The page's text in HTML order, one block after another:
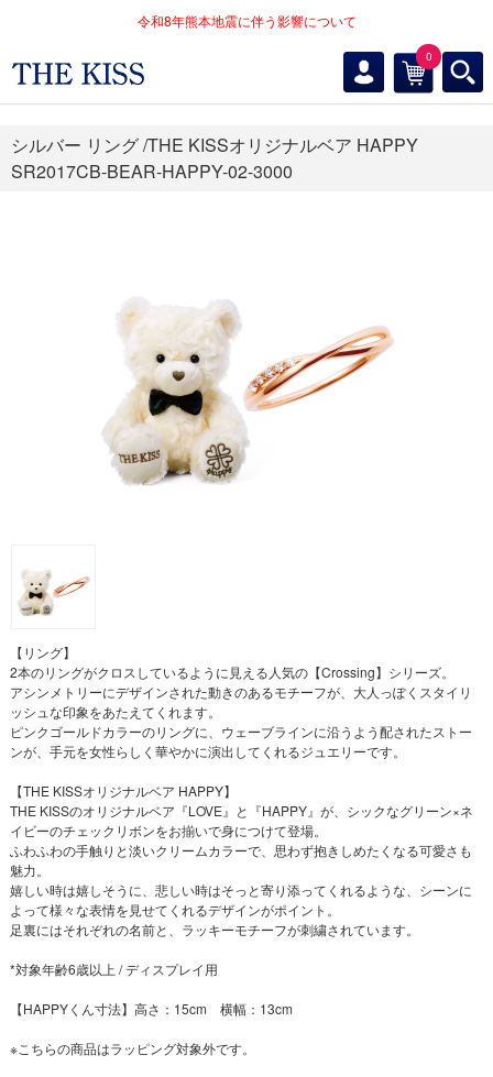
令和8年熊本地震に伴う影響について
0
シルバー リング /THE KISSオリジナルベア HAPPY
SR2017CB-BEAR-HAPPY-02-3000
【リング】
2本のリングがクロスしているように見える人気の【Crossing】シリーズ。
アシンメトリーにデザインされた動きのあるモチーフが、大人っぽくスタイリ
ッシュな印象をあたえてくれます。
ピンクゴールドカラーのリングに、ウェーブラインに沿うよう配されたストー
ンが、手元を女性らしく華やかに演出してくれるジュエリーです。
【THE KISSオリジナルベア HAPPY】
THE KISSのオリジナルベア『LOVE』と『HAPPY』が、シックなグリーン×ネ
イビーのチェックリボンをお揃いで身につけて登場。
ふわふわの手触りと淡いクリームカラーで、思わず抱きしめたくなる可愛さも
魅力。
嬉しい時は嬉しそうに、悲しい時はそっと寄り添ってくれるような、シーンに
よって様々な表情を見せてくれるデザインがポイント。
足裏にはそれぞれの名前と、ラッキーモチーフが刺繍されています。
*対象年齢6歳以上 / ディスプレイ用
【HAPPYくん寸法】高さ：15cm 横幅：13cm
※こちらの商品はラッピング対象外です。